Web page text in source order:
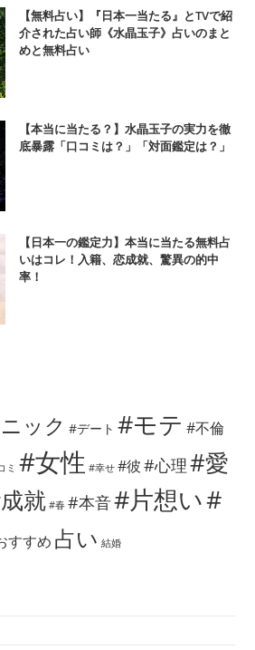
【無料占い】『日本一当たる』とTVで紹
介された占い師《水晶玉子》占いのまと
めと無料占い
【本当に当たる？】水晶玉子の実力を徹
底暴露「口コミは？」「対面鑑定は？」
【日本一の鑑定力】本当に当たる無料占
いはコレ！入籍、恋成就、驚異の的中
率！
ック #デート #モテ #不倫
ミ #女性 #幸せ #彼#心理#愛
就 #春 #本音#片想い#
すすめ 占い 結婚